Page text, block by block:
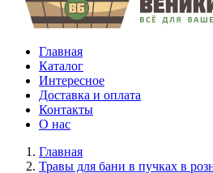
Главная
Каталог
Интересное
Доставка и оплата
Контакты
О нас
Главная
Травы для бани в пучках в